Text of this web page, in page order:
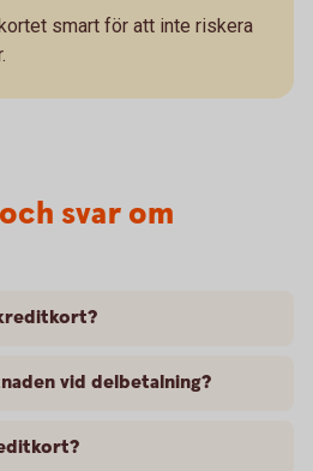
smart för att inte riskera
svar om
vid delbetalning?